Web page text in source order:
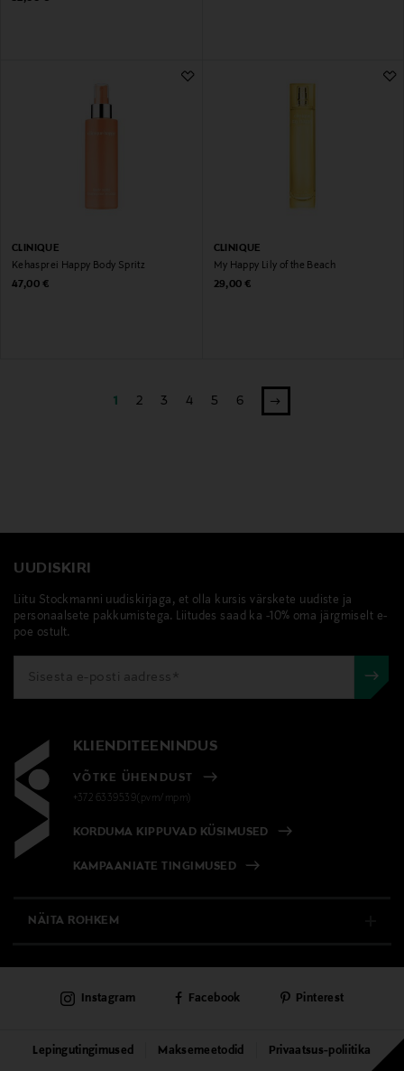
CLINIQUE
Kehasprei Happy Body Spritz
Original Price
47,00 €
CLINIQUE
My Happy Lily of the Beach
Original Price
29,00 €
1 2 3 4 5 6
UUDISKIRI
Liitu Stockmanni uudiskirjaga, et olla kursis värskete uudiste ja
personaalsete pakkumistega. Liitudes saad ka -10% oma järgmiselt e-
poe ostult.
KLIENDITEENINDUS
VÕTKE ÜHENDUST
+372 6339539(pvm/mpm)
KORDUMA KIPPUVAD KÜSIMUSED
KAMPAANIATE TINGIMUSED
NÄITA ROHKEM
PÜSIKLIENDITEENINDUS
KAUBAMAJAD
Lepingutingimused Maksemeetodid Privaatsus-poliitika
Instagram Facebook Pinterest